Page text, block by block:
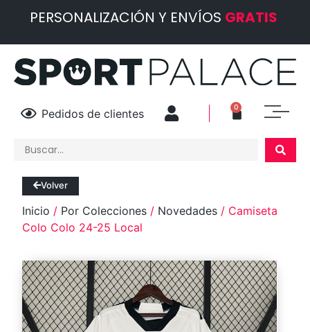
PERSONALIZACIÓN Y ENVÍOS GRATIS
Pedidos de clientes 0
Volver
Inicio / Por Colecciones / Novedades / Camiseta
Colo Colo 24-25 Local